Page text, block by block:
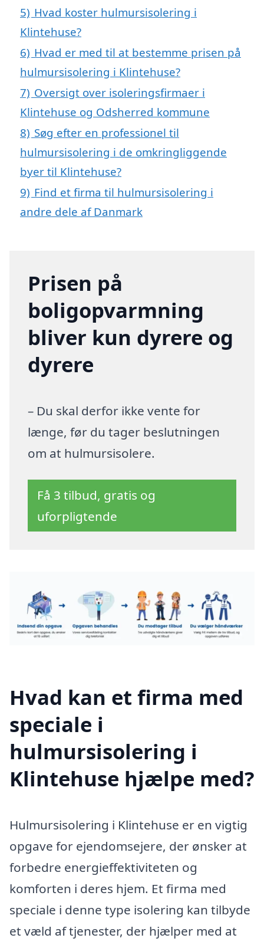
5) Hvad koster hulmursisolering i
Klintehuse?
6) Hvad er med til at bestemme prisen på
hulmursisolering i Klintehuse?
7) Oversigt over isoleringsfirmaer i
Klintehuse og Odsherred kommune
8) Søg efter en professionel til
hulmursisolering i de omkringliggende
byer til Klintehuse?
9) Find et firma til hulmursisolering i
andre dele af Danmark
Prisen på
boligopvarmning
bliver kun dyrere og
dyrere
– Du skal derfor ikke vente for
længe, før du tager beslutningen
om at hulmursisolere.
Få 3 tilbud, gratis og
uforpligtende
Hvad kan et firma med
speciale i
hulmursisolering i
Klintehuse hjælpe med?
Hulmursisolering i Klintehuse er en vigtig
opgave for ejendomsejere, der ønsker at
forbedre energieffektiviteten og
komforten i deres hjem. Et firma med
speciale i denne type isolering kan tilbyde
et væld af tjenester, der hjælper med at